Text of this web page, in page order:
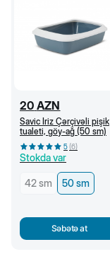
20 AZN
Savic Iriz Çərçivəli pişik
tualeti, göy-ağ (50 sm)
5(6)
Stokda var
42 sm 50 sm
Səbətə at